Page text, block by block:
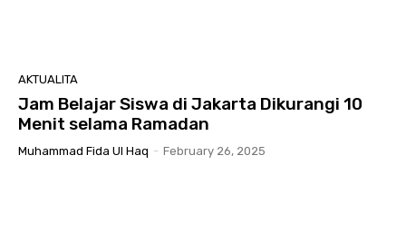
AKTUALITA
Jam Belajar Siswa di Jakarta Dikurangi 10
Menit selama Ramadan
Muhammad Fida Ul Haq - February 26, 2025